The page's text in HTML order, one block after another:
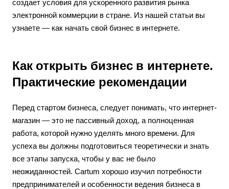
создает условия для ускоренного развития рынка
электронной коммерции в стране. Из нашей статьи вы
узнаете — как начать свой бизнес в интернете.
Как открыть бизнес в интернете.
Практические рекомендации
Перед стартом бизнеса, следует понимать, что интернет-
магазин — это не пассивный доход, а полноценная
работа, которой нужно уделять много времени. Для
успеха вы должны подготовиться теоретически и знать
все этапы запуска, чтобы у вас не было
неожиданностей. Cartum хорошо изучил потребности
предпринимателей и особенности ведения бизнеса в